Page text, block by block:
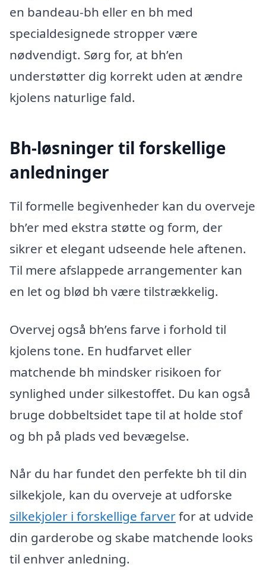
en bandeau-bh eller en bh med
specialdesignede stropper være
nødvendigt. Sørg for, at bh’en
understøtter dig korrekt uden at ændre
kjolens naturlige fald.
Bh-løsninger til forskellige
anledninger
Til formelle begivenheder kan du overveje
bh’er med ekstra støtte og form, der
sikrer et elegant udseende hele aftenen.
Til mere afslappede arrangementer kan
en let og blød bh være tilstrækkelig.
Overvej også bh’ens farve i forhold til
kjolens tone. En hudfarvet eller
matchende bh mindsker risikoen for
synlighed under silkestoffet. Du kan også
bruge dobbeltsidet tape til at holde stof
og bh på plads ved bevægelse.
Når du har fundet den perfekte bh til din
silkekjole, kan du overveje at udforske
silkekjoler i forskellige farverfor at udvide
din garderobe og skabe matchende looks
til enhver anledning.